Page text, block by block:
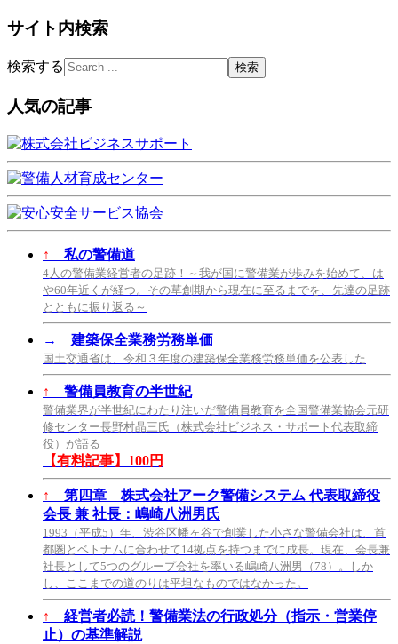
サイト内検索
検索する
人気の記事
↑ 私の警備道
4人の警備業経営者の足跡！～我が国に警備業が歩みを始めて、は
や60年近くが経つ。その草創期から現在に至るまでを、先達の足跡
とともに振り返る～
→ 建築保全業務労務単価
国土交通省は、令和３年度の建築保全業務労務単価を公表した
↑ 警備員教育の半世紀
警備業界が半世紀にわたり注いだ警備員教育を全国警備業協会元研
修センター長野村晶三氏（株式会社ビジネス・サポート代表取締
役）が語る
【有料記事】100円
↑
第四章 株式会社アーク警備システム 代表取締役
会長 兼 社長：嶋崎八洲男氏
1993（平成5）年、渋谷区幡ヶ谷で創業した小さな警備会社は、首
都圏とベトナムに合わせて14拠点を持つまでに成長。現在、会長兼
社長として5つのグループ会社を率いる嶋崎八洲男（78）。しか
し、ここまでの道のりは平坦なものではなかった。
↑
経営者必読！警備業法の行政処分（指示・営業停
止）の基準解説